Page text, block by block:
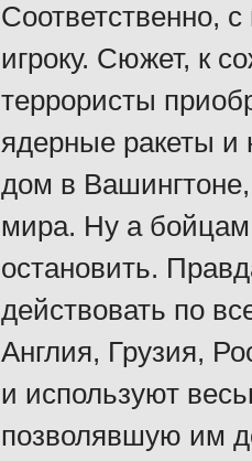
Соответственно,
игроку. Сюжет, к
террористы
ядерные ракеты и
дом в Вашингтоне,
мира. Ну а бойцам
остановить.
действовать по
Англия, Грузия,
и используют
позволявшую им